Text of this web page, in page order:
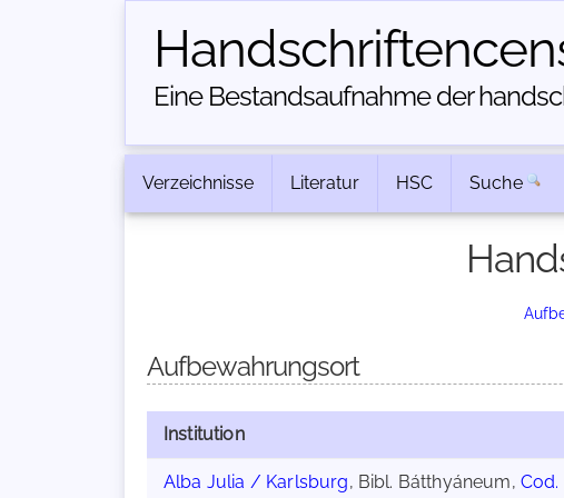
Eine Bestandsaufnahme der
Verzeichnisse Literatur HSC Suche
Aufbewahrungsort
Institution
Alba Julia / Karlsburg, Bibl. Bátthyáneum, Cod.